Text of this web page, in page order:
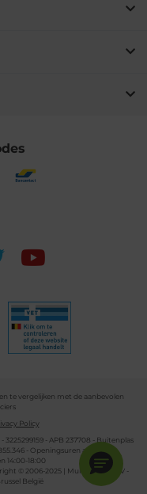
te vergelijken met de aanbevolen
Policy
3225299159 - APB 237708 - Buitenplas
- Openingsuren apotheek:
14:00-18:00
© 2006-2025 | Multipharma CV -
België